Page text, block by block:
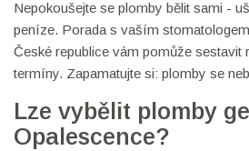
Nepokoušejte se plomby bělit sami -
peníze. Porada s vaším
České republice vám pomůže sestavit
termíny. Zapamatujte si: plomby se
Lze vybělit plomby
Opalescence?